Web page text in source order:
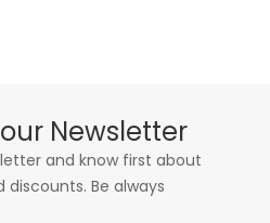
Newsletter
and know first about
Be always